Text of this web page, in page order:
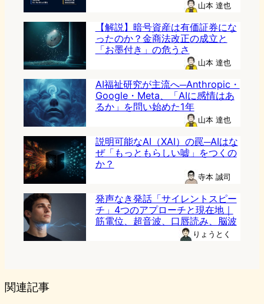
山本 達也
【解説】暗号資産は有価証券にな
ったのか？金商法改正の成立と
「お墨付き」の危うさ
山本 達也
AI福祉研究が主流へ─Anthropic・
Google・Meta、「AIに感情はあ
るか」を問い始めた1年
山本 達也
説明可能なAI（XAI）の罠─AIはな
ぜ「もっともらしい嘘」をつくの
か？
寺本 誠司
発声なき発話「サイレントスピー
チ」4つのアプローチと現在地｜
筋電位、超音波、口唇読み、脳波
りょうとく
関連記事